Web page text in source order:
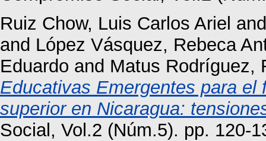
Ruiz Chow, Luis Carlos Ariel
and López Vásquez, Rebeca
Eduardo and Matus Rodríguez,
Educativas Emergentes para
superior en Nicaragua:
Social, Vol.2 (Núm.5). pp. 120-